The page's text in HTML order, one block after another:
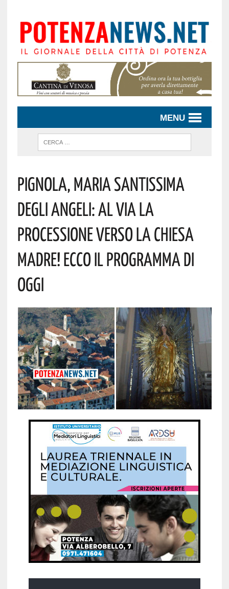
MENU
Pignola, Maria Santissima
Degli Angeli: Al Via La
Processione Verso La Chiesa
Madre! Ecco Il Programma Di
Oggi